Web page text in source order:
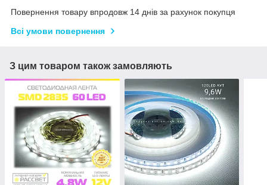
Повернення товару впродовж 14 днів за рахунок покупця
Всі умови повернення
З цим товаром також замовляють